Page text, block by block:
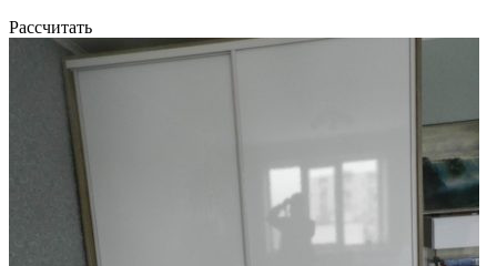
Рассчитать